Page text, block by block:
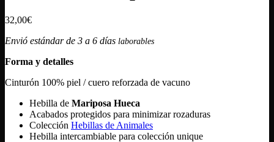
32,00€
Envió estándar de 3 a 6 días laborables
Forma y detalles
Cinturón 100% piel / cuero reforzada de vacuno
Hebilla de Mariposa Hueca
Acabados protegidos para minimizar rozaduras
Colección Hebillas de Animales
Hebilla intercambiable para colección unique